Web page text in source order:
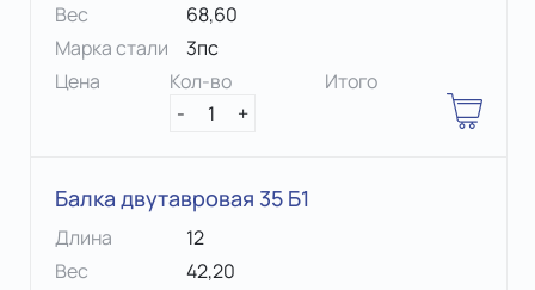
Вес
68,60
Марка стали
3пс
Цена
Кол-во
-
1 +
Итого
Балка двутавровая 35 Б1
Длина
12
Вес
42,20